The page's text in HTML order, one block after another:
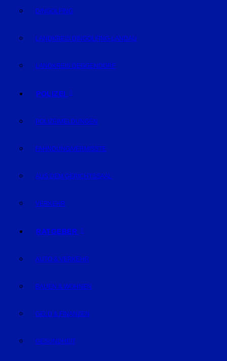
DINGOLFING
LANDKREIS DINGOLFING-LANDAU
LANDKREIS DEGGENDORF
POLIZEI
POLIZEIMELDUNGEN
FAHNDUNG/VERMISSTE
AUS DEM GERICHTSSAAL
VERKEHR
RATGEBER
AUTO & VERKEHR
BAUEN & WOHNEN
GELD & FINANZEN
GESUNDHEIT